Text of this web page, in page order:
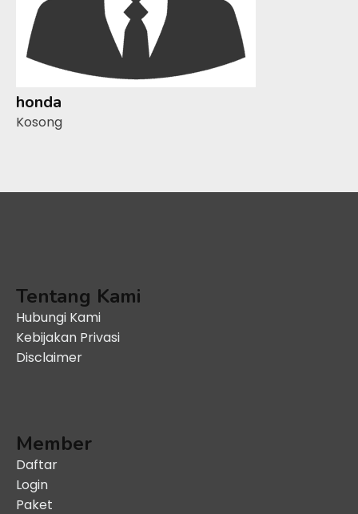
honda
Kosong
Tentang Kami
Hubungi Kami
Kebijakan Privasi
Disclaimer
Member
Daftar
Login
Paket